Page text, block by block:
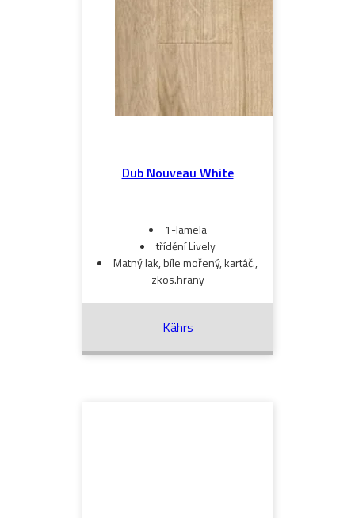
Dub Nouveau White
1-lamela
třídění Lively
Matný lak, bíle mořený, kartáč.,
zkos.hrany
Kährs